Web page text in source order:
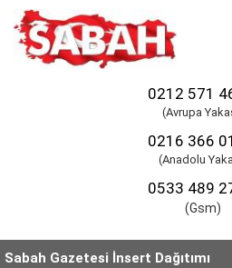
0212 571
(Avrupa
0216 366
(Anadolu
0533 489
(Gsm)
Sabah Gazetesi İnsert Dağıtımı